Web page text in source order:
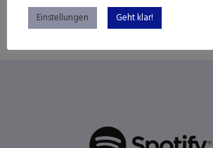
Einstellungen Geht klar!